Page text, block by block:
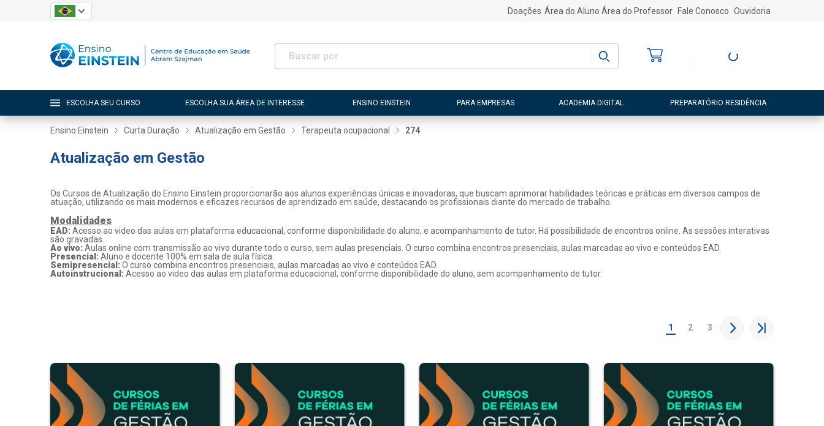
Doações Área do Aluno Área do Professor Fale Conosco Ouvidoria
Entre ou Cadastre-
ESCOLHA SEU CURSO ESCOLHA SUA ÁREA DE INTERESSE ENSINO EINSTEIN PARA EMPRESAS ACADEMIA DIGITAL PREPARATÓRIO RESIDÊNCIA
Ensino Einstein Curta Duração Atualização em Gestão Terapeuta ocupacional 274
Atualização em Gestão
Os Cursos de Atualização do Ensino Einstein proporcionarão aos alunos experiências únicas e inovadoras, que buscam aprimorar habilidades teóricas e práticas em diversos campos de
atuação, utilizando os mais modernos e eficazes recursos de aprendizado em saúde, destacando os profissionais diante do mercado de trabalho.
Modalidades
EAD:Acesso ao video das aulas em plataforma educacional, conforme disponibilidade do aluno, e acompanhamento de tutor. Há possibilidade de encontros online. As sessões interativas
são gravadas.
Ao vivo: Aulas online com transmissão ao vivo durante todo o curso, sem aulas presenciais. O curso combina encontros presenciais, aulas marcadas ao vivo e conteúdos EAD.
Presencial:Aluno e docente 100% em sala de aula física.
Semipresencial:O curso combina encontros presenciais, aulas marcadas ao vivo e conteúdos EAD.
Autoinstrucional:Acesso ao video das aulas em plataforma educacional, conforme disponibilidade do aluno, sem acompanhamento de tutor.
1 2 3